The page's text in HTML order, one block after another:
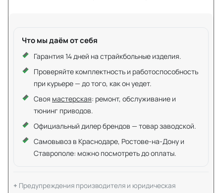
Что мы даём от себя
Гарантия 14 дней на страйкбольные изделия.
Проверяйте комплектность и работоспособность
при курьере — до того, как он уедет.
Своя мастерская: ремонт, обслуживание и
тюнинг приводов.
Официальный дилер брендов — товар заводской.
Самовывоз в Краснодаре, Ростове-на-Дону и
Ставрополе: можно посмотреть до оплаты.
Предупреждения производителя и юридическая